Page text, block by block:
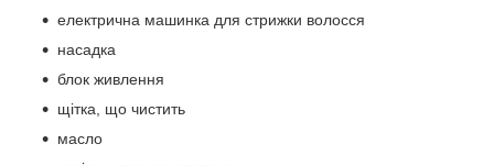
електрична машинка для стрижки волосся
насадка
блок живлення
щітка, що чистить
масло